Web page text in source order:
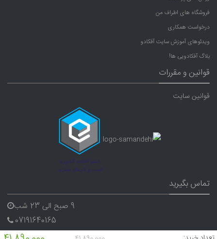
فروشگاه های اطراف من
درخواست همکاری
ویدئوهای آموزش سایت آفکادو
بلاگ آفکادویی ها!
قوانین و مقررات
قوانین سایت
تماس بگیرید
9 صبح الی 23 شب
07191640165
09338282656